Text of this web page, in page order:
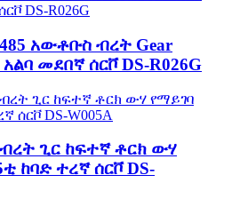
አውቶቡስ ብረት Gear
መደበኛ ሰርቮ DS-R026G
ጊር ከፍተኛ ቶርክ ውሃ
ከባድ ተረኛ ሰርቮ DS-